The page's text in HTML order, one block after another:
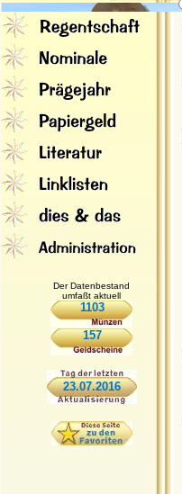
Der Datenbestand
umfaßt aktuell
1103
157
23.07.2016